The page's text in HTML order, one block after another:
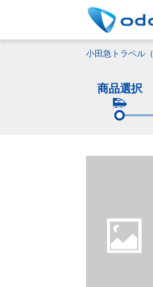
小田急トラベル
商品選択